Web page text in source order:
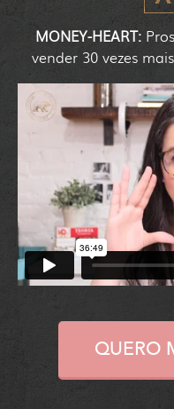
MONEY-HEART:
vender 30 vezes
QUERO